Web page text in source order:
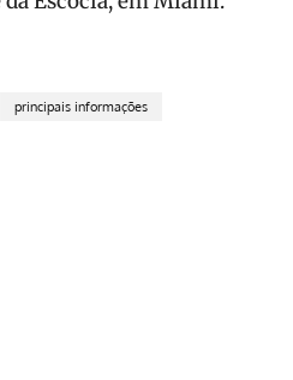
principais informações